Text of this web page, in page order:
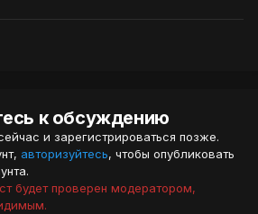
к обсуждению
и зарегистрироваться позже.
авторизуйтесь, чтобы опубликовать
будет проверен модератором,